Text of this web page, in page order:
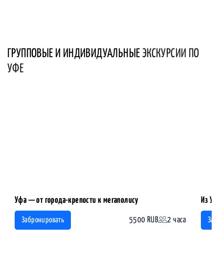
ГРУППОВЫЕ И ИНДИВИДУАЛЬНЫЕ ЭКСКУРСИИ ПО
УФЕ
Уфа — от города-крепости к мегаполису
Забронировать 5500 RUB 2 часа
Из